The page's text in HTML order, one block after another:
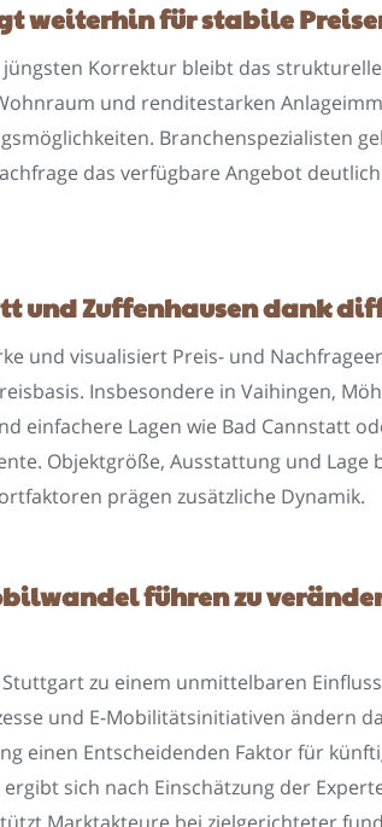
weiterhin für stabile
Korrektur bleibt das
und renditestarken
Branchenspezialisten
das verfügbare Angebot
und Zuffenhausen dank
und visualisiert Preis- und
Insbesondere in Vaihingen,
einfachere Lagen wie Bad Cannstatt
Objektgröße, Ausstattung und
prägen zusätzliche Dynamik.
führen zu
zu einem unmittelbaren
und E-Mobilitätsinitiativen ändern
einen Entscheidenden Faktor für
sich nach Einschätzung der